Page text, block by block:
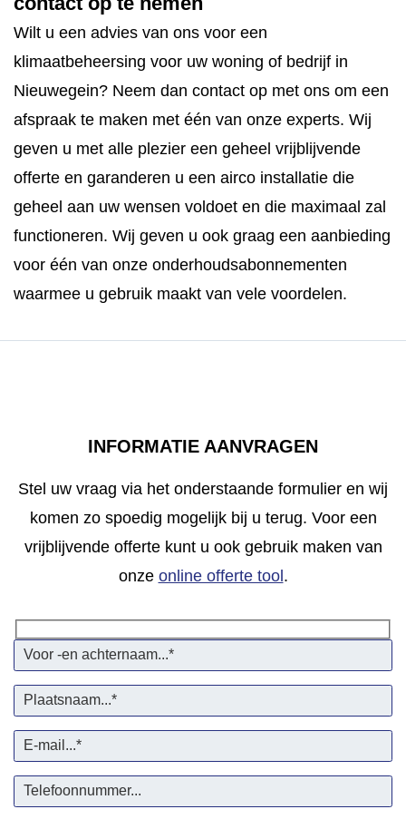
Wilt u een advies van ons voor een
klimaatbeheersing voor uw woning of bedrijf in
Nieuwegein? Neem dan contact op met ons om een
afspraak te maken met één van onze experts. Wij
geven u met alle plezier een geheel vrijblijvende
offerte en garanderen u een airco installatie die
geheel aan uw wensen voldoet en die maximaal zal
functioneren. Wij geven u ook graag een aanbieding
voor één van onze onderhoudsabonnementen
waarmee u gebruik maakt van vele voordelen.
INFORMATIE AANVRAGEN
Stel uw vraag via het onderstaande formulier en wij
komen zo spoedig mogelijk bij u terug. Voor een
vrijblijvende offerte kunt u ook gebruik maken van
onze online offerte tool .